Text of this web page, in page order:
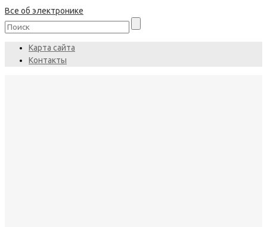
Все об электронике
Карта сайта
Контакты